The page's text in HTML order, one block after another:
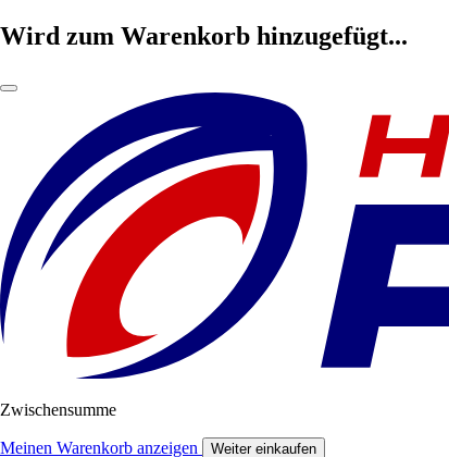
Wird zum Warenkorb hinzugefügt...
Zwischensumme
Meinen Warenkorb anzeigen Weiter einkaufen